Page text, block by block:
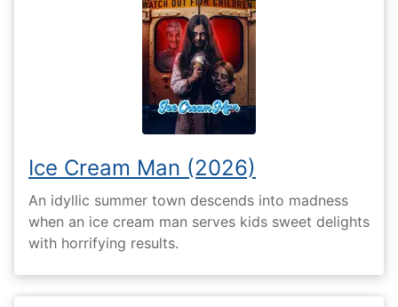
Ice Cream Man (2026)
An idyllic summer town descends into madness
when an ice cream man serves kids sweet delights
with horrifying results.